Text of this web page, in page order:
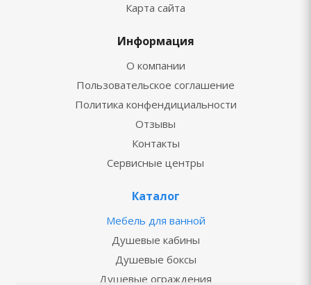
Карта сайта
Информация
О компании
Пользовательское соглашение
Политика конфендициальности
Отзывы
Контакты
Сервисные центры
Каталог
Мебель для ванной
Душевые кабины
Душевые боксы
Душевые ограждения